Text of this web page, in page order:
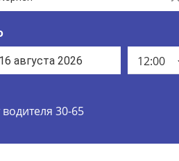
12:00
водителя 30-65